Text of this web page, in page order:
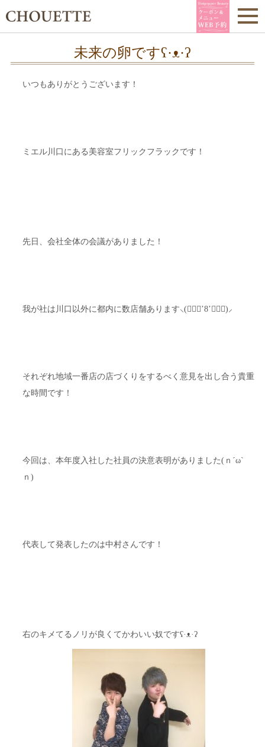
未来の卵ですʕ·ᴥ·ʔ
いつもありがとうございます！
ミエル川口にある美容室フリックフラックです！
先日、会社全体の会議がありました！
我が社は川口以外に都内に数店舗あります⸜(๑⃙⃘’8’๑⃙⃘)⸝
それぞれ地域一番店の店づくりをするべく意見を出し合う貴重
な時間です！
今回は、本年度入社した社員の決意表明がありました(ｎ´ω`
ｎ)
代表して発表したのは中村さんです！
右のキメてるノリが良くてかわいい奴ですʕ·ᴥ·ʔ